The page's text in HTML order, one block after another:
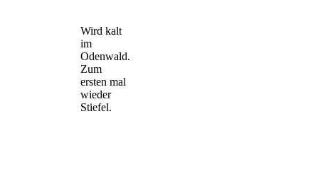
Wird kalt
im
Odenwald.
Zum
ersten mal
wieder
Stiefel.